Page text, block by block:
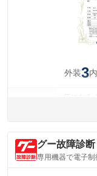
外装3
キズ・
(内装状態)
機関 主要機関
グー故障診断
専用機器で電子